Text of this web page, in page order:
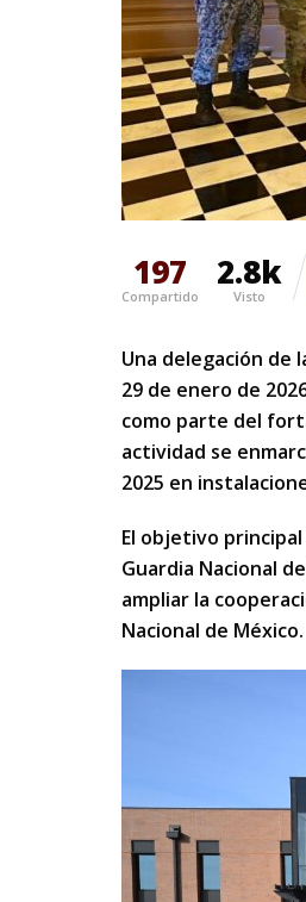
197
Compartido
2.8k
Visto
Una delegación de
29 de enero de
como parte del
actividad se
2025 en
El objetivo
Guardia Nacional
ampliar la
Nacional de México.